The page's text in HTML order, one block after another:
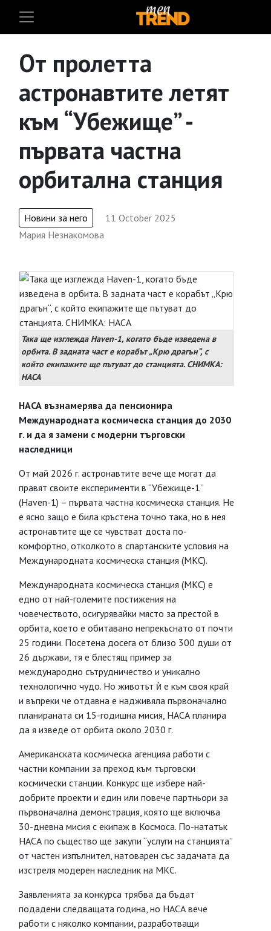
От пролетта
астронавтите летят
към “Убежище” -
първата частна
орбитална станция
Новини за него
11 October 2025
Мария Незнакомова
Така ще изглежда Haven-1, когато бъде изведена в
орбита. В задната част е корабът „Крю драгън“, с
който екипажите ще пътуват до станцията. СНИМКА:
НАСА
НАСА възнамерява да пенсионира
Международната космическа станция до 2030
г. и да я замени с модерни търговски
наследници
От май 2026 г. астронавтите вече ще могат да
правят своите експерименти в “Убежище-1”
(Hаvеn-1) – първата частна космическа станция. Не
е ясно защо е била кръстена точно така, но в нея
астронавтите ще се чувстват доста по-
комфортно, отколкото в спартанските условия на
Международната космическа станция (МКС).
Международната космическа станция (МКС) е
едно от най-големите постижения на
човечеството, осигурявайки място за престой в
орбита, което е обитавано непрекъснато от почти
25 години. Посетена досега от близо 300 души от
26 държави, тя е блестящ пример за
международно сътрудничество и уникално
технологично чудо. Но животът ѝ е към своя край
и въпреки че отдавна е надживяла първоначално
планираната си 15-годишна мисия, НАСА планира
да я изведе от орбита около 2030 г.
Американската космическа агенцияа работи с
частни компании за преход към търговски
космически станции. Конкурс ще избере най-
добрите проекти и един или повече партньори за
първоначална демонстрация, която ще включва
30-дневна мисия с екипаж в Космоса. По-нататък
НАСА по същество ще закупи “услуги на станцията”
от частен изпълнител, натоварен със задачата да
изстреля модерен наследник на МКС.
Заявленията за конкурса трябва да бъдат
подадени следващата година, но НАСА вече
работи с няколко компании, разработващи